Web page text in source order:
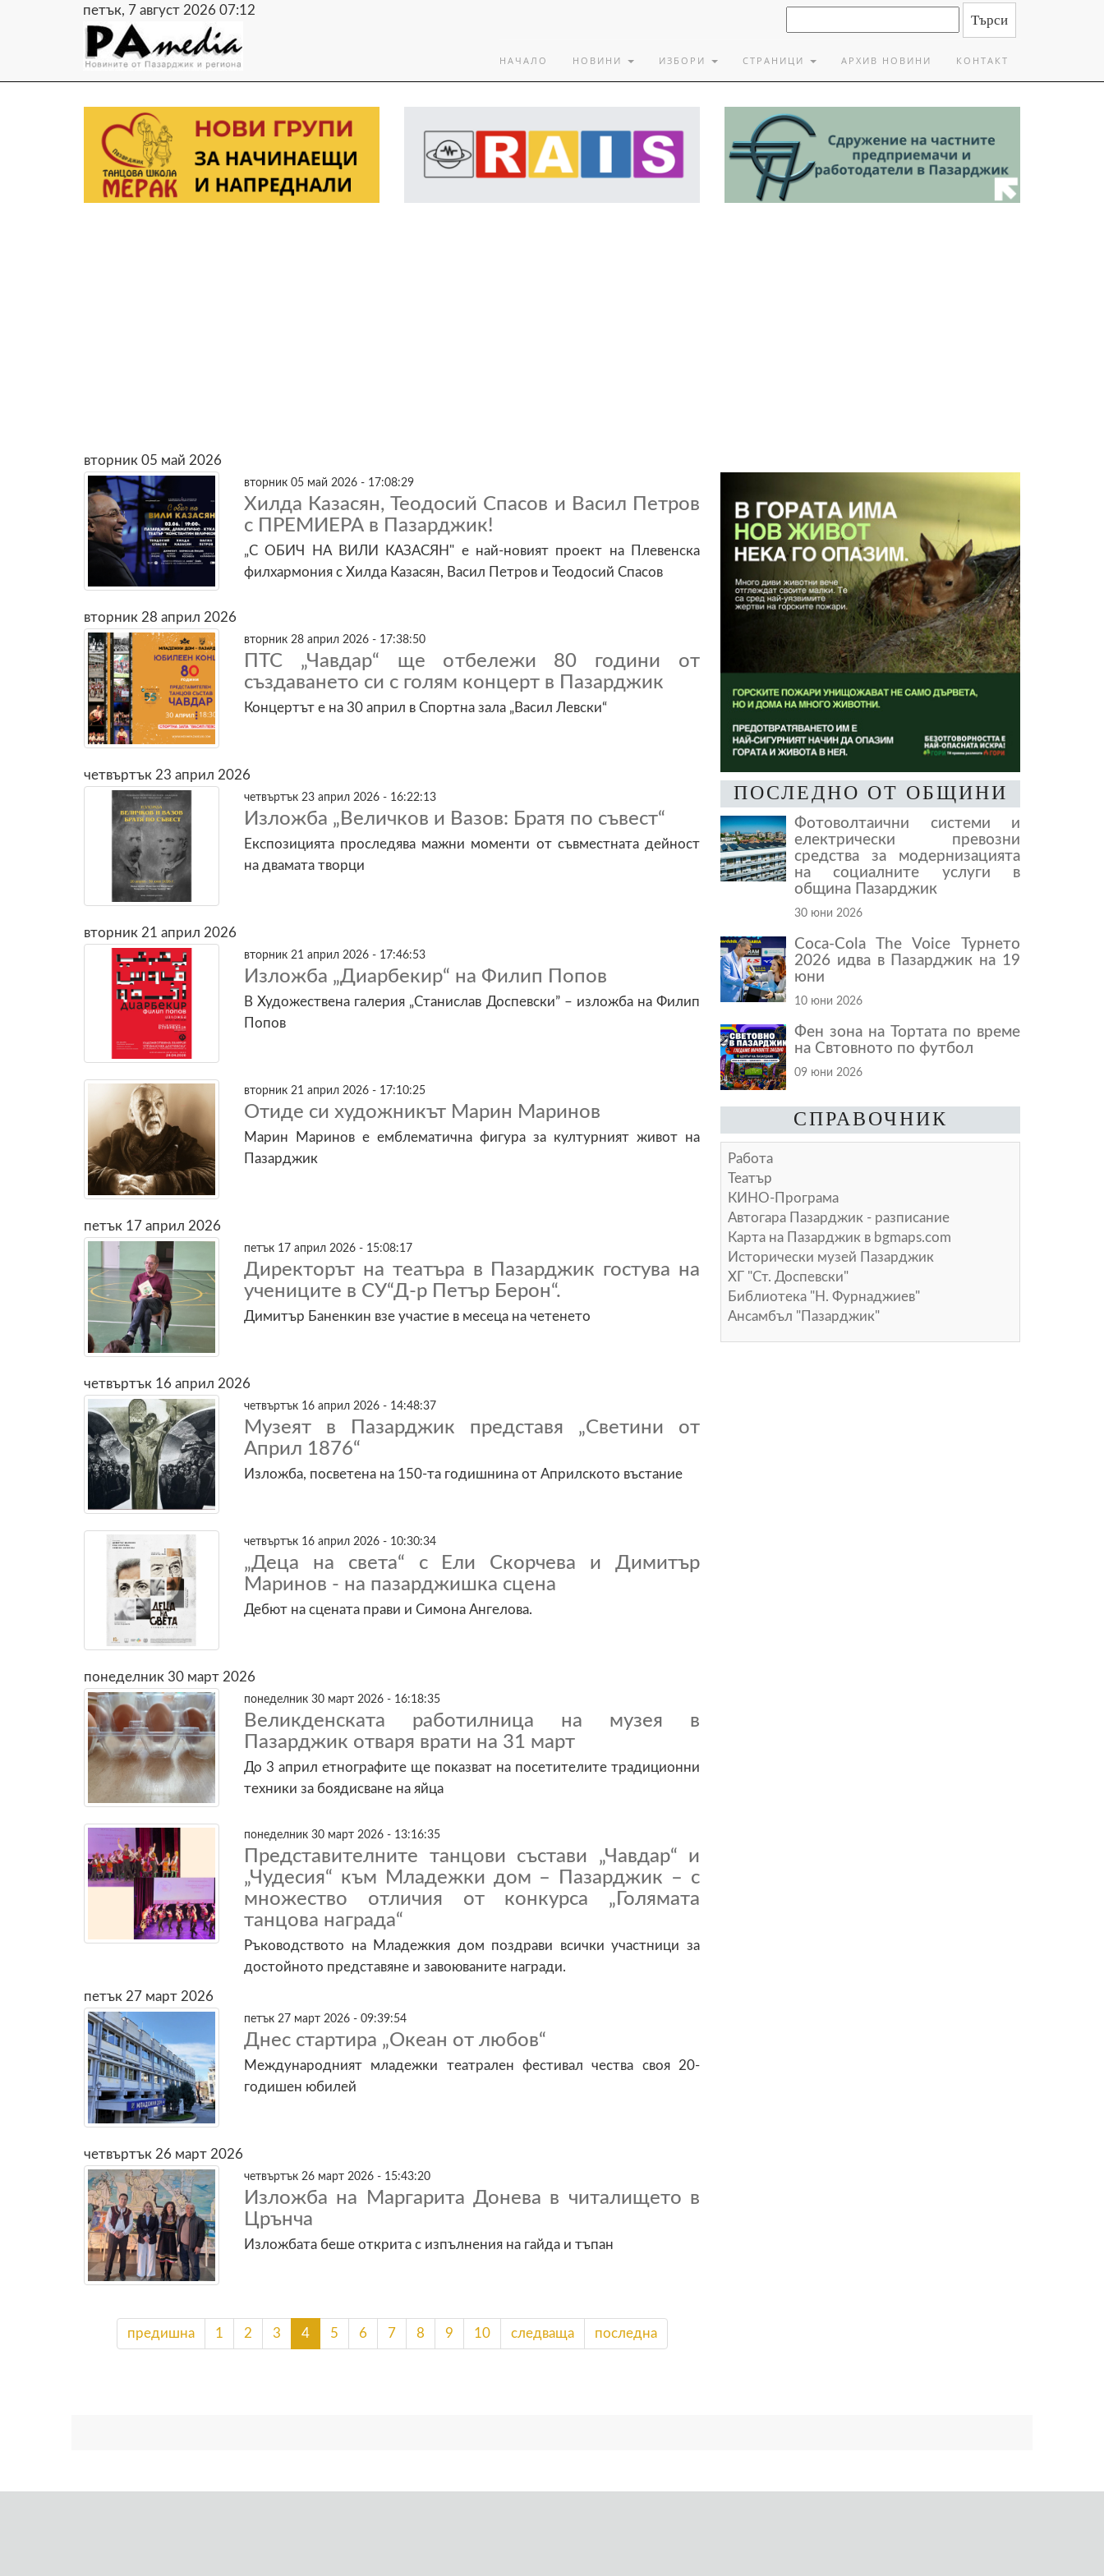
петък, 7 август 2026 07:12
НАЧАЛО НОВИНИ ИЗБОРИ СТРАНИЦИ АРХИВ НОВИНИ КОНТАКТ
вторник 05 май 2026
вторник 05 май 2026 - 17:08:29
Хилда Казасян, Теодосий Спасов и Васил Петров
с ПРЕМИЕРА в Пазарджик!
„С ОБИЧ НА ВИЛИ КАЗАСЯН" е най-новият проект на Плевенска
филхармония с Хилда Казасян, Васил Петров и Теодосий Спасов
вторник 28 април 2026
вторник 28 април 2026 - 17:38:50
ПТС „Чавдар“ ще отбележи 80 години от
създаването си с голям концерт в Пазарджик
Концертът е на 30 април в Спортна зала „Васил Левски“
четвъртък 23 април 2026
четвъртък 23 април 2026 - 16:22:13
Изложба „Величков и Вазов: Братя по съвест“
Експозицията проследява мажни моменти от съвместната дейност
на двамата творци
вторник 21 април 2026
вторник 21 април 2026 - 17:46:53
Изложба „Диарбекир“ на Филип Попов
В Художествена галерия „Станислав Доспевски” – изложба на Филип
Попов
вторник 21 април 2026 - 17:10:25
Отиде си художникът Марин Маринов
Марин Маринов е емблематична фигура за културният живот на
Пазарджик
петък 17 април 2026
петък 17 април 2026 - 15:08:17
Директорът на театъра в Пазарджик гостува на
учениците в СУ“Д-р Петър Берон“.
Димитър Баненкин взе участие в месеца на четенето
четвъртък 16 април 2026
четвъртък 16 април 2026 - 14:48:37
Музеят в Пазарджик представя „Светини от
Април 1876“
Изложба, посветена на 150-та годишнина от Априлското въстание
четвъртък 16 април 2026 - 10:30:34
„Деца на света“ с Ели Скорчева и Димитър
Маринов - на пазарджишка сцена
Дебют на сцената прави и Симона Ангелова.
понеделник 30 март 2026
понеделник 30 март 2026 - 16:18:35
Великденската работилница на музея в
Пазарджик отваря врати на 31 март
До 3 април етнографите ще показват на посетителите традиционни
техники за боядисване на яйца
понеделник 30 март 2026 - 13:16:35
Представителните танцови състави „Чавдар“ и
„Чудесия“ към Младежки дом – Пазарджик – с
множество отличия от конкурса „Голямата
танцова награда“
Ръководството на Младежкия дом поздрави всички участници за
достойното представяне и завоюваните награди.
петък 27 март 2026
петък 27 март 2026 - 09:39:54
Днес стартира „Океан от любов“
Международният младежки театрален фестивал чества своя 20-
годишен юбилей
четвъртък 26 март 2026
четвъртък 26 март 2026 - 15:43:20
Изложба на Маргарита Донева в читалището в
Црънча
Изложбата беше открита с изпълнения на гайда и тъпан
предишна 1 2 3 4 5 6 7 8 9 10 следваща последна
ПОСЛЕДНО ОТ ОБЩИНИ
Фотоволтаични системи и
електрически превозни
средства за модернизацията
на социалните услуги в
община Пазарджик
30 юни 2026
Coca-Cola The Voice Турнето
2026 идва в Пазарджик на 19
юни
10 юни 2026
Фен зона на Тортата по време
на Свтовното по футбол
09 юни 2026
СПРАВОЧНИК
Работа
Театър
КИНО-Програма
Автогара Пазарджик - разписание
Карта на Пазарджик в bgmaps.com
Исторически музей Пазарджик
ХГ "Ст. Доспевски"
Библиотека "Н. Фурнаджиев"
Ансамбъл "Пазарджик"